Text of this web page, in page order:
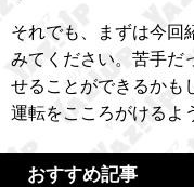
それでも、まずは今回
みてください。苦手だ
せることができるかも
運転をこころがけるよ
おすすめ記事